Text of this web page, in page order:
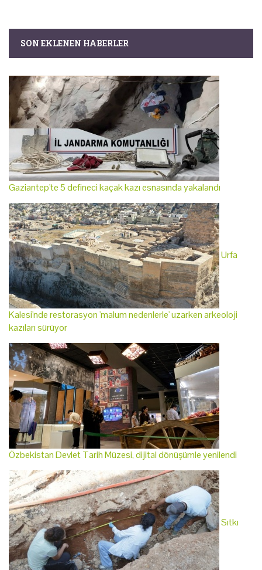
SON EKLENEN HABERLER
Gaziantep'te 5 defineci kaçak kazı esnasında yakalandı
Urfa
Kalesi'nde restorasyon 'malum nedenlerle' uzarken arkeoloji
kazıları sürüyor
Özbekistan Devlet Tarih Müzesi, dijital dönüşümle yenilendi
Sıtkı